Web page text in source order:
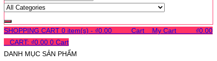
SHOPPING CART 0 item(s) - ₫0.00 Cart My Cart ₫0.00
CART: ₫0.00 0 Cart
DANH MỤC SẢN PHẨM